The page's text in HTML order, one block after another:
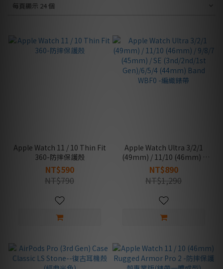
每頁顯示 24 個
Apple Watch 11 / 10 Thin Fit
360-防摔保護殼
NT$590
NT$790
Apple Watch Ultra 3/2/1
(49mm) / 11/10 (46mm) /
9/8/7 (45mm) / SE
(3nd/2nd/1st Gen)/6/5/4
(44mm) Band WBF0 -編織錶
帶
NT$890
NT$1,290